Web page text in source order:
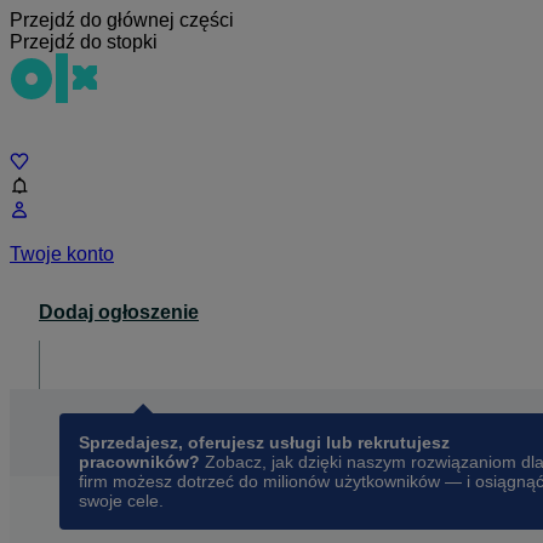
Przejdź do głównej części
Przejdź do stopki
Twoje konto
Dodaj ogłoszenie
Sprzedajesz, oferujesz usługi lub rekrutujesz
pracowników? Zobacz, jak dzięki naszym rozwiązaniom dla
firm możesz dotrzeć do milionów użytkowników — i osiągnąć
swoje cele.